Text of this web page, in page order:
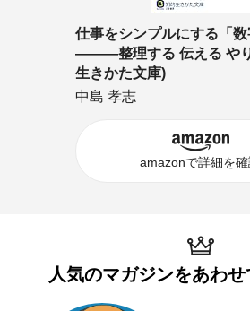
仕事をシンプルにする「数
―――整理する 伝える や
生きかた文庫)
中島 孝志
amazonで詳細を
人気のマガジンをあわせ